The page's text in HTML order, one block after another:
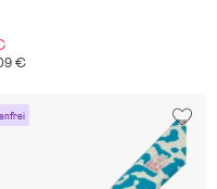
€